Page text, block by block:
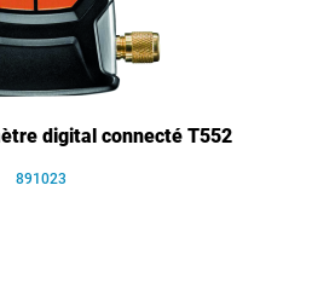
digital connecté T552
891023